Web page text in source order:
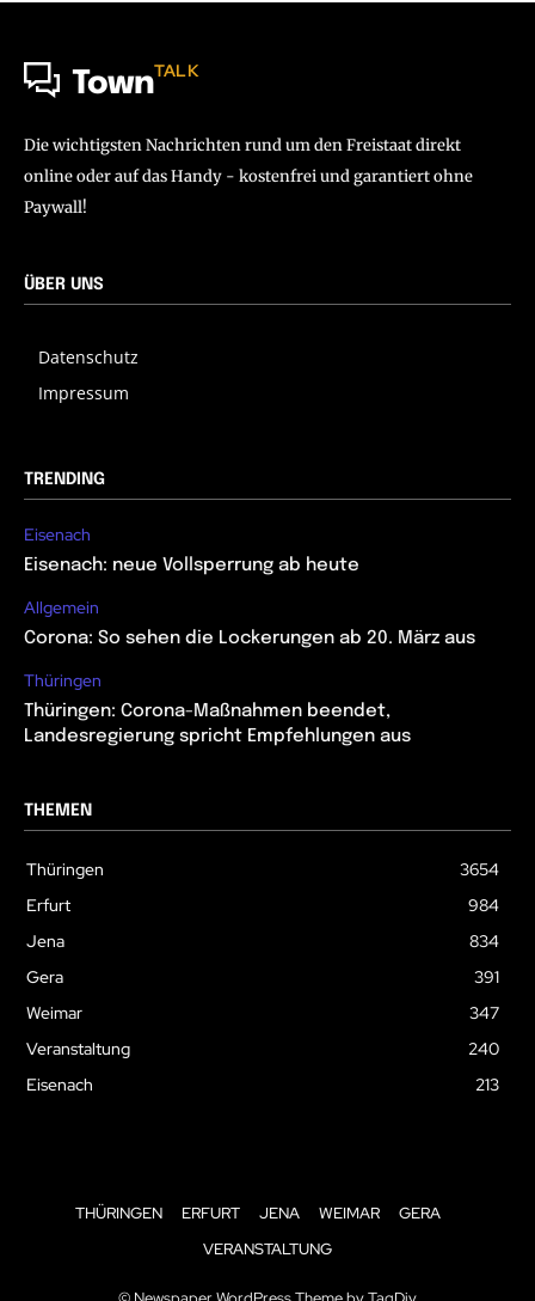
TownTALK
Die wichtigsten Nachrichten rund um den Freistaat direkt
online oder auf das Handy - kostenfrei und garantiert ohne
Paywall!
ÜBER UNS
Datenschutz
Impressum
TRENDING
Eisenach
Eisenach: neue Vollsperrung ab heute
Allgemein
Corona: So sehen die Lockerungen ab 20. März aus
Thüringen
Thüringen: Corona-Maßnahmen beendet,
Landesregierung spricht Empfehlungen aus
THEMEN
Thüringen
3654
Erfurt
984
Jena
834
Gera
391
Weimar
347
Veranstaltung
240
Eisenach
213
THÜRINGEN ERFURT JENA WEIMAR
GERA
VERANSTALTUNG